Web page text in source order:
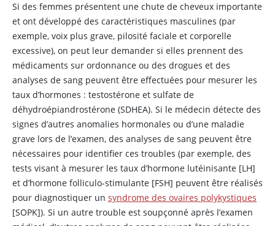
Si des femmes présentent une chute de cheveux importante
et ont développé des caractéristiques masculines (par
exemple, voix plus grave, pilosité faciale et corporelle
excessive), on peut leur demander si elles prennent des
médicaments sur ordonnance ou des drogues et des
analyses de sang peuvent être effectuées pour mesurer les
taux d’hormones : testostérone et sulfate de
déhydroépiandrostérone (SDHEA). Si le médecin détecte des
signes d’autres anomalies hormonales ou d’une maladie
grave lors de l’examen, des analyses de sang peuvent être
nécessaires pour identifier ces troubles (par exemple, des
tests visant à mesurer les taux d’hormone lutéinisante [LH]
et d’hormone folliculo-stimulante [FSH] peuvent être réalisés
pour diagnostiquer un syndrome des ovaires polykystiques
[SOPK]). Si un autre trouble est soupçonné après l’examen